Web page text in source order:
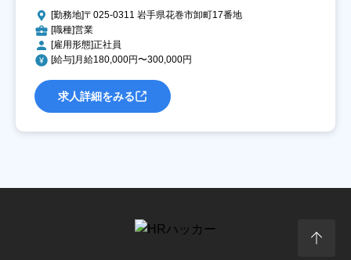
[勤務地]〒025-0311 岩手県花巻市卸町17番地
[職種]営業
[雇用形態]正社員
[給与]月給180,000円〜300,000円
求人詳細をみる